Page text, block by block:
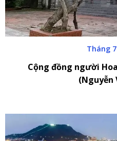
Tháng
Cộng đồng người
(Nguyễn